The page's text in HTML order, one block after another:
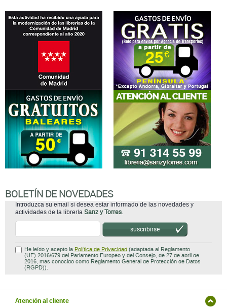
BOLETÍN DE NOVEDADES
Introduzca su email si desea estar informado de las novedades y
actividades de la librería Sanz y Torres
suscribirse
He leído y acepto la Política de Privacidad (adaptada al Reglamento
(UE) 2016/679 del Parlamento Europeo y del Consejo, de 27 de abril de
2016, mas conocido como Reglamento General de Protección de Datos
(RGPD)).
Atención al cliente